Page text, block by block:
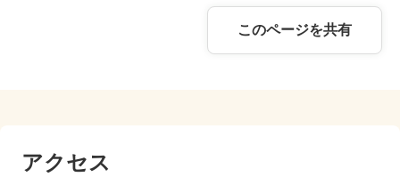
このページを共有
アクセス